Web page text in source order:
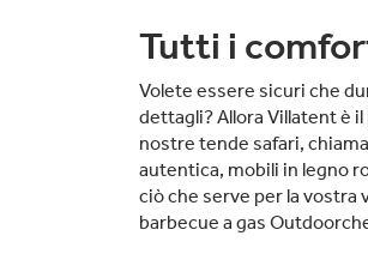
Tutti i
Volete essere sicuri che
dettagli? Allora Villatent è
nostre tende safari,
autentica, mobili in legno
ciò che serve per la vostra
barbecue a gas